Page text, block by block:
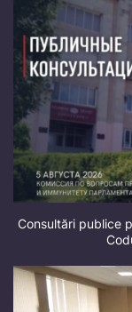
Consultări publice